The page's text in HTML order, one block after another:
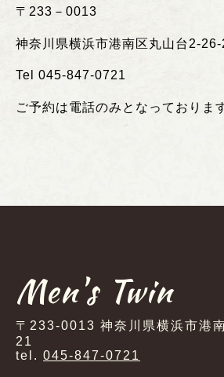
〒 233 － 0013
神奈川県横浜市港南区丸山台 2-26-
Tel 045-847-0721
ご予約は電話のみとなっておりま
Men's Twin
〒233-0013 神奈川県横浜市港
21
tel. 045-847-0721